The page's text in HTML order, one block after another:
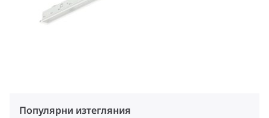
Популярни изтегляния